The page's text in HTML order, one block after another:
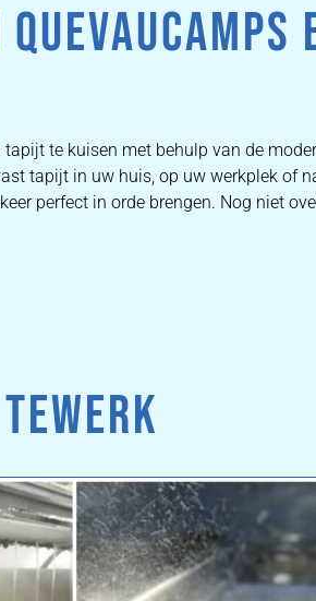
te kuisen met behulp van de
tapijt in uw huis, op uw werkplek of
perfect in orde brengen. Nog niet